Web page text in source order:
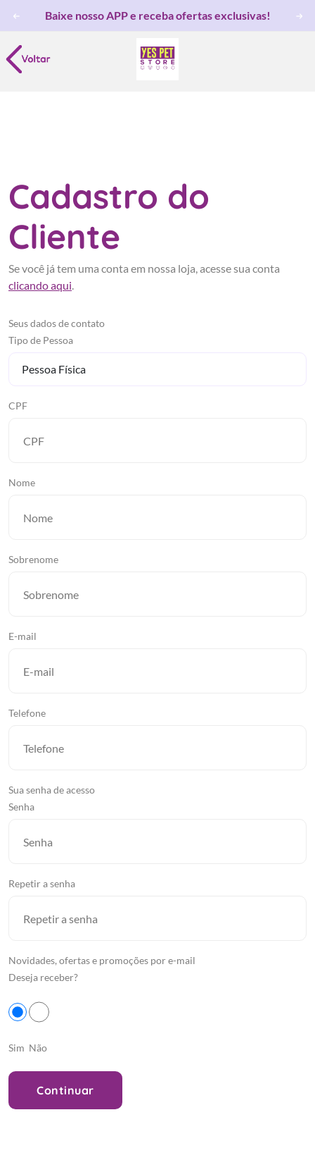
Baixe nosso APP e receba ofertas exclusivas!
Cadastro do
Cliente
Se você já tem uma conta em nossa loja, acesse sua conta
clicando aqui.
Seus dados de contato
Tipo de Pessoa
CPF
Nome
Sobrenome
E-mail
Telefone
Sua senha de acesso
Senha
Repetir a senha
Novidades, ofertas e promoções por e-mail
Deseja receber?
Sim Não
Continuar